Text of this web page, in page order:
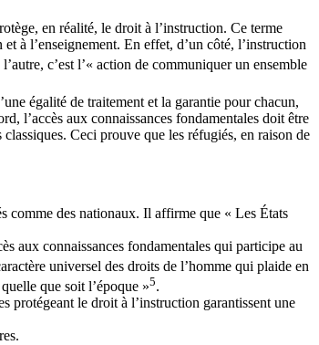
en réalité, le droit à l’instruction. Ce terme
à l’enseignement. En effet, d’un côté, l’instruction
c’est l’« action de communiquer un ensemble
égalité de traitement et la garantie pour chacun,
l’accès aux connaissances fondamentales doit être
Ceci prouve que les réfugiés, en raison de
comme des nationaux. Il affirme que « Les États
aux connaissances fondamentales qui participe au
universel des droits de l’homme qui plaide en
que soit l’époque »5.
protégeant le droit à l’instruction garantissent une